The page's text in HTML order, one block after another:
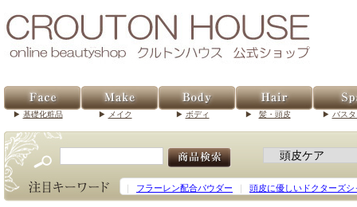
基礎化粧品 メイク ボディ 髪・頭皮 バス
フラーレン配合パウダー 頭皮に優しいドクターズシ